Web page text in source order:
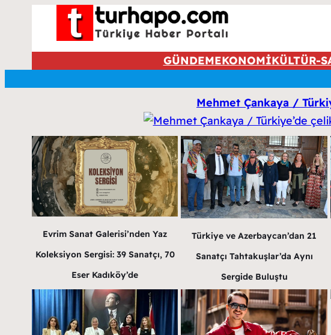
GÜNDEMEKONOMİKÜLTÜR-
Mehmet Çankaya /
Evrim Sanat Galerisi’nden Yaz
Koleksiyon Sergisi: 39 Sanatçı, 70
Eser Kadıköy’de
Türkiye ve Azerbaycan’dan 21
Sanatçı Tahtakuşlar’da Aynı
Sergide Buluştu